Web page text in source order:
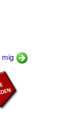
mig